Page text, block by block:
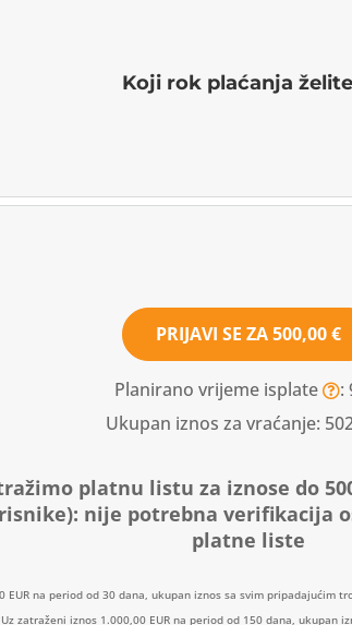
Koji rok plaćanja
PRIJAVI SE ZA500,00 €
Planirano vrijeme isplate
:
Ukupan iznos za vraćanje:
platnu listu za iznose do
nije potrebna verifikacija
platne liste
EUR na period od 30 dana, ukupan iznos sa svim pripadajućim
zatraženi iznos 1.000,00 EUR na period od 150 dana,